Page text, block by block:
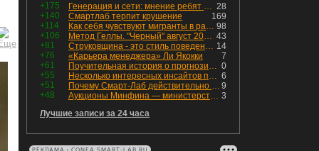
+175 28
Генерация и сети: мнение ребят из индустрии
+140
169
Смартлаб терпит крушение
+114
98
Как себя чувствуют мигранты в раю, в который они так стремились
+106
43
Метод Геллы. "Черный" август 2026 - быть или не быть?
+81
14
Струковщина - это стиль поведения, известный всем в секторе золотодобычи.
+76
7
«Карьера менеджера» Ли Якокки
+61
0
Поучительная история о прогнозировании
+55
6
Несколько интересных инсайтов по "Озону"
+51
9
Почему Смарт-Лаб действительно протух
+48
3
Аукционы Минфина — министерство всё ещё не придумало "лекарство" для рынка ОФЗ. Ликвидности банкам не хватает это по РЕПО аукционам!
Лучшие записи за 24 часа